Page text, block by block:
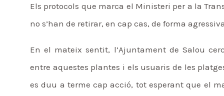
Els protocols que marca el Ministeri per a la
no s’han de retirar, en cap cas, de forma
En el mateix sentit, l’Ajuntament de Salou
entre aquestes plantes i els usuaris de les
es duu a terme cap acció, tot esperant que el